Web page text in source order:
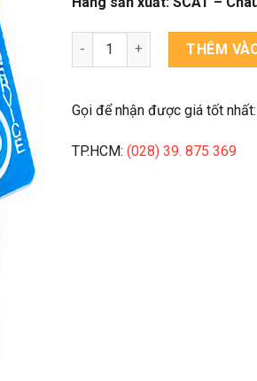
Nắp An Toàn cho Bình Dung
THÊM
Gọi để nhận được giá tốt nhất:
TP.HCM: (028) 39. 875 369